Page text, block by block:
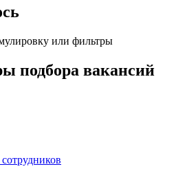
или фильтры
подбора вакансий